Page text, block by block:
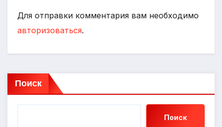
Для отправки комментария вам необходимо
авторизоваться.
Поиск
Поиск